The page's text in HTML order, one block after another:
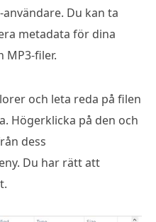
Du kan ta
metadata för dina
MP3-filer.
och leta reda på filen
Högerklicka på den och
dess
Du har rätt att